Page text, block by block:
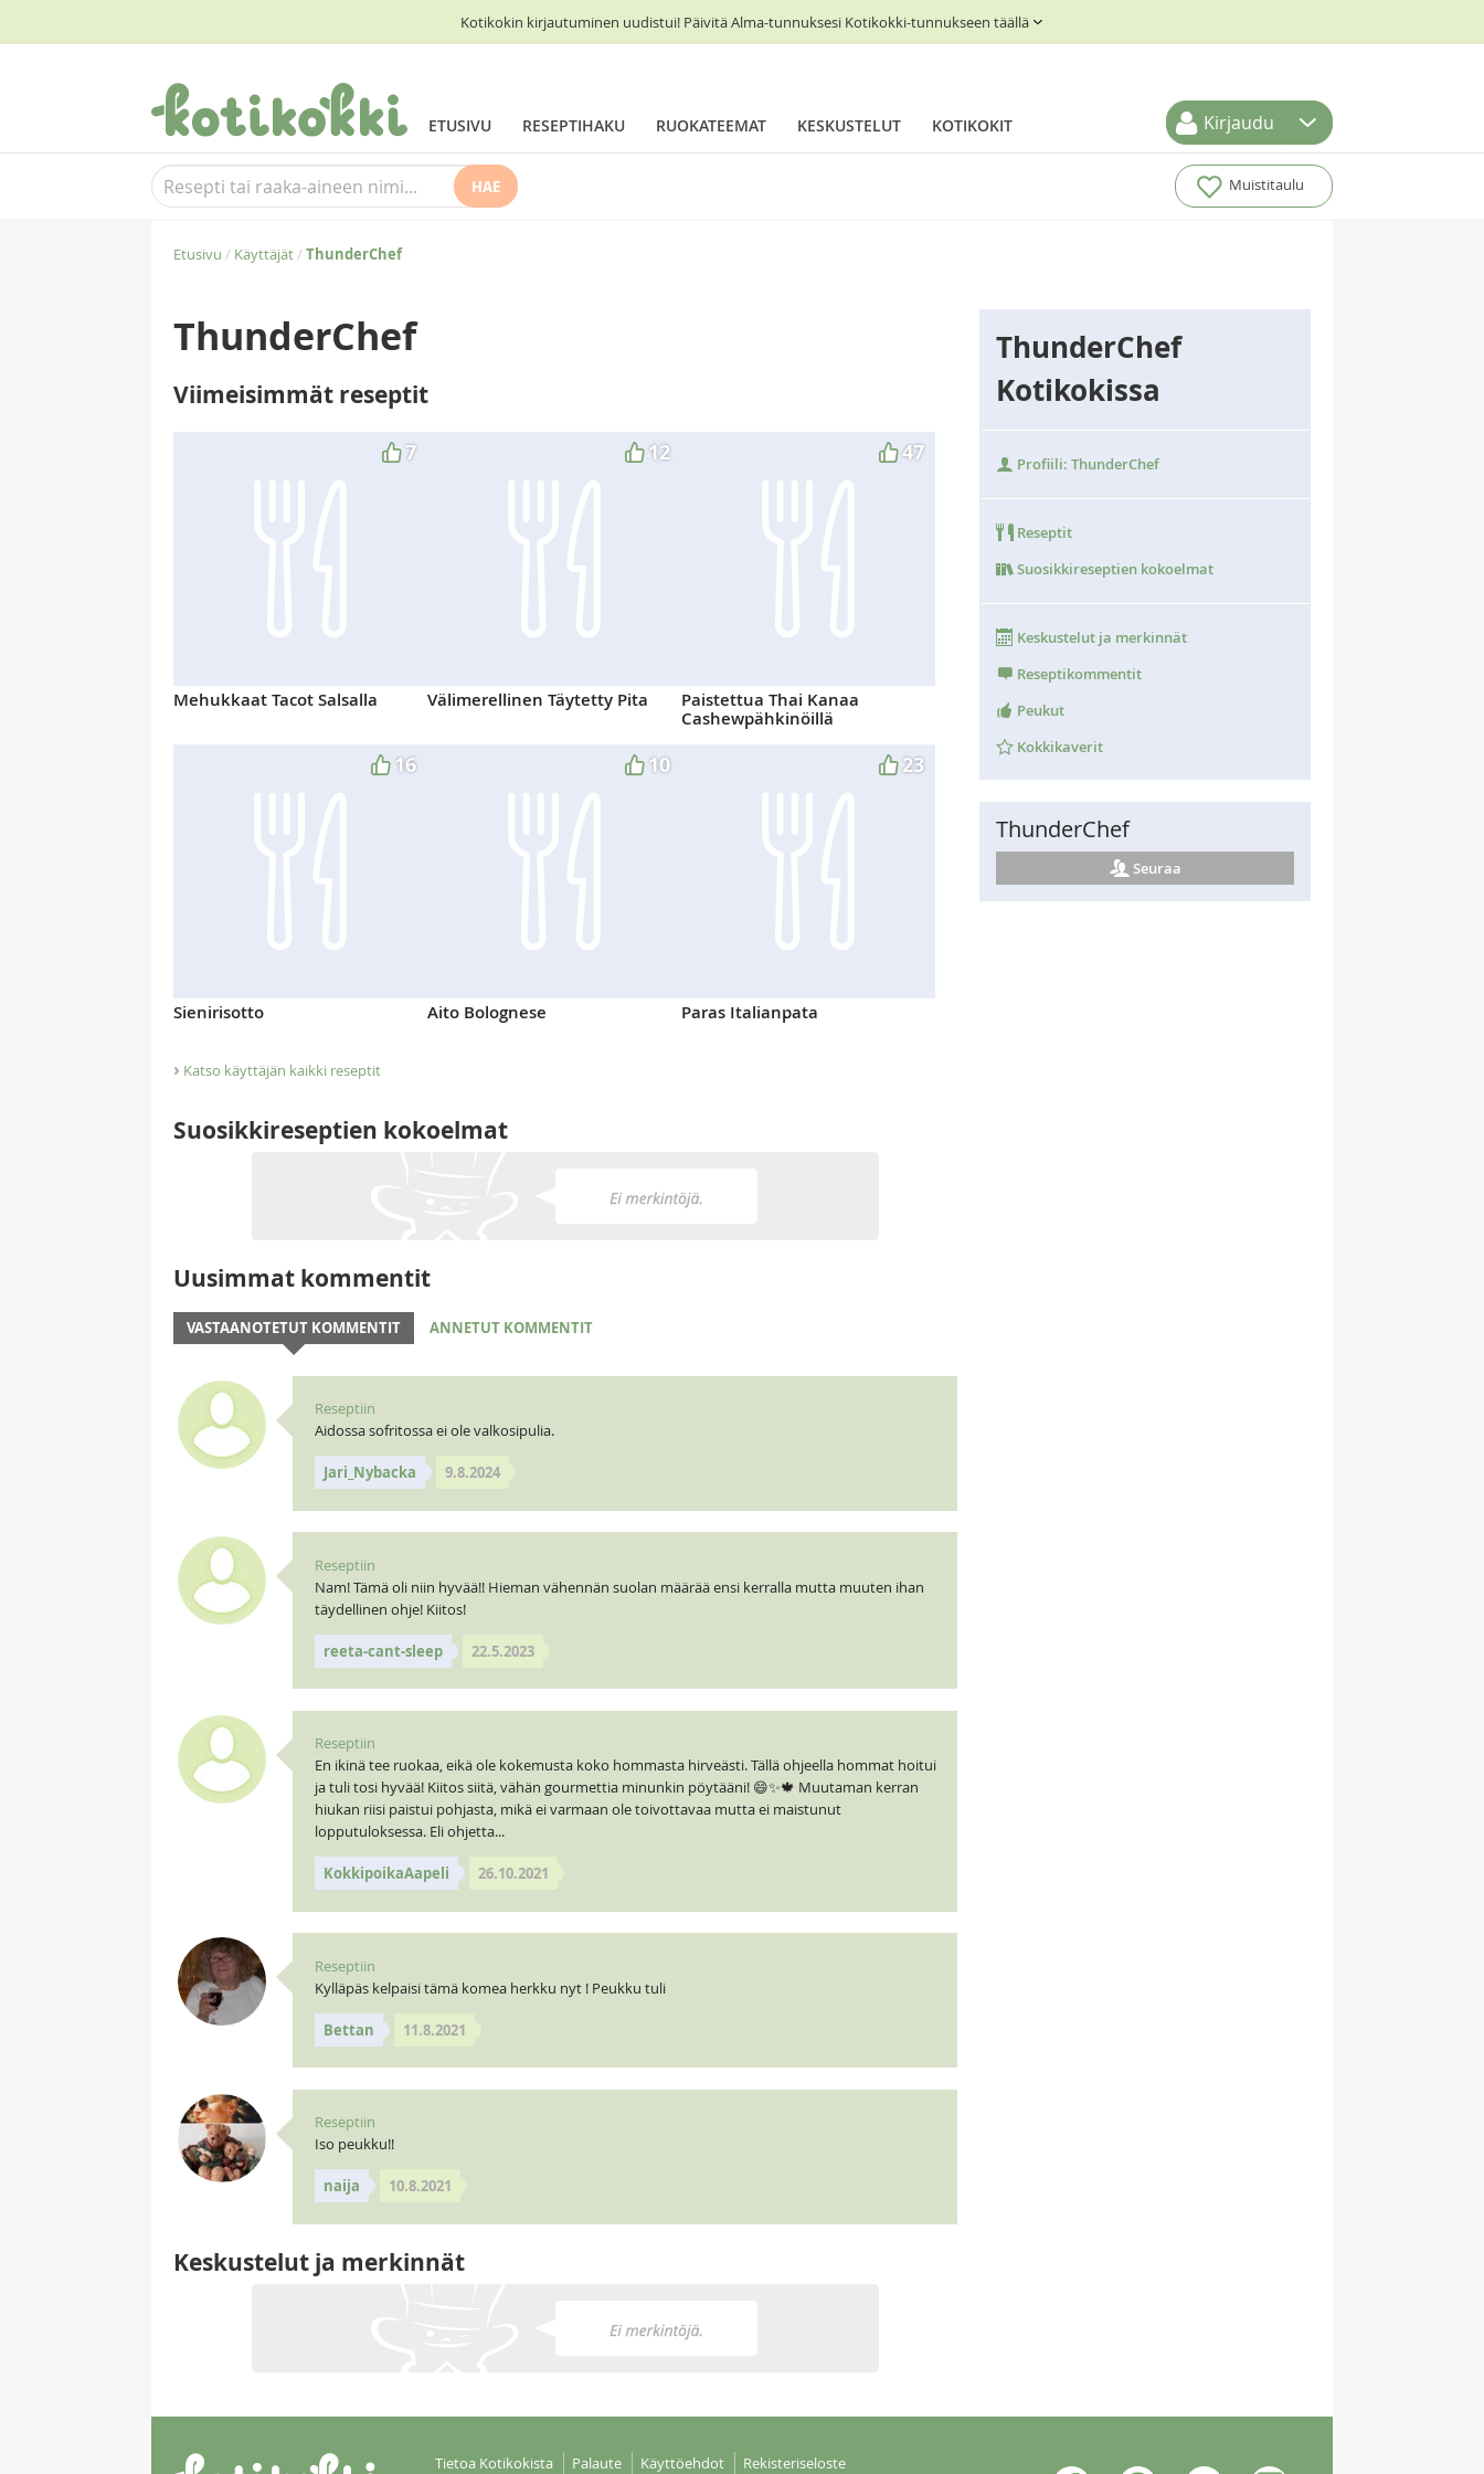
Kotikokin kirjautuminen uudistui! Päivitä Alma-tunnuksesi Kotikokki-tunnukseen täällä
ETUSIVU RESEPTIHAKU RUOKATEEMAT KESKUSTELUT KOTIKOKIT Kirjaudu
HAE Muistitaulu
Etusivu / Käyttäjät/ ThunderChef
ThunderChef
Viimeisimmät reseptit
7
Mehukkaat Tacot Salsalla
12
Välimerellinen Täytetty Pita
47
Paistettua Thai Kanaa
Cashewpähkinöillä
16
Sienirisotto
10
Aito Bolognese
23
Paras Italianpata
› Katso käyttäjän kaikki reseptit
Suosikkireseptien kokoelmat
Uusimmat kommentit
VASTAANOTETUT KOMMENTIT ANNETUT KOMMENTIT
Reseptiin
Aidossa sofritossa ei ole valkosipulia.
Jari_Nybacka 9.8.2024
Reseptiin
Nam! Tämä oli niin hyvää!! Hieman vähennän suolan määrää ensi kerralla mutta muuten ihan
täydellinen ohje! Kiitos!
reeta-cant-sleep 22.5.2023
Reseptiin
En ikinä tee ruokaa, eikä ole kokemusta koko hommasta hirveästi. Tällä ohjeella hommat hoitui
ja tuli tosi hyvää! Kiitos siitä, vähän gourmettia minunkin pöytääni! 😄✨🍁 Muutaman kerran
hiukan riisi paistui pohjasta, mikä ei varmaan ole toivottavaa mutta ei maistunut
lopputuloksessa. Eli ohjetta...
KokkipoikaAapeli 26.10.2021
Reseptiin
Kylläpäs kelpaisi tämä komea herkku nyt ! Peukku tuli
Bettan 11.8.2021
Reseptiin
Iso peukku!!
naija 10.8.2021
Keskustelut ja merkinnät
ThunderChef
Kotikokissa
Profiili: ThunderChef
Reseptit
Suosikkireseptien kokoelmat
Keskustelut ja merkinnät
Reseptikommentit
Peukut
Kokkikaverit
ThunderChef
Seuraa
Tietoa Kotikokista Palaute Käyttöehdot Rekisteriseloste